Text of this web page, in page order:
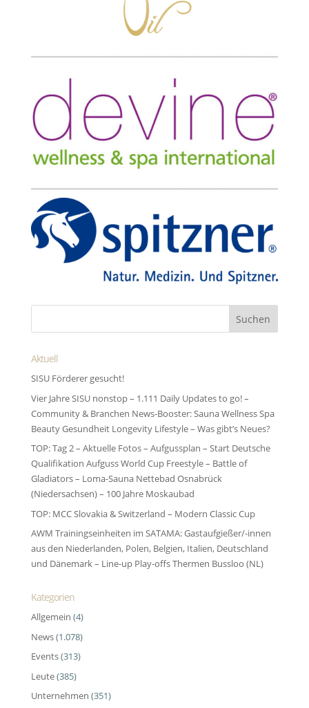
Aktuell
SISU Förderer gesucht!
Vier Jahre SISU nonstop – 1.111 Daily Updates to go! –
Community & Branchen News-Booster: Sauna Wellness Spa
Beauty Gesundheit Longevity Lifestyle – Was gibt’s Neues?
TOP: Tag 2 – Aktuelle Fotos – Aufgussplan – Start Deutsche
Qualifikation Aufguss World Cup Freestyle – Battle of
Gladiators – Loma-Sauna Nettebad Osnabrück
(Niedersachsen) – 100 Jahre Moskaubad
TOP: MCC Slovakia & Switzerland – Modern Classic Cup
AWM Trainingseinheiten im SATAMA: Gastaufgießer/-innen
aus den Niederlanden, Polen, Belgien, Italien, Deutschland
und Dänemark – Line-up Play-offs Thermen Bussloo (NL)
Kategorien
Allgemein (4)
News(1.078)
Events(313)
Leute(385)
Unternehmen (351)